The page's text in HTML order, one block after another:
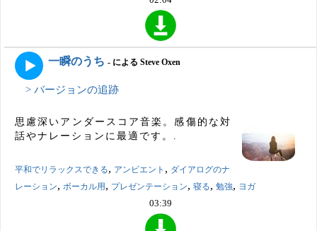
一瞬のうち - による Steve Oxen
> バージョンの追跡
思慮深いアンダースコア音楽。感傷的な対
話やナレーションに最適です。.
平和でリラックスできる, アンビエント , ダイアログのナ
レーション, ボーカル用, プレゼンテーション, 寝る, 勉強, ヨガ
03:39